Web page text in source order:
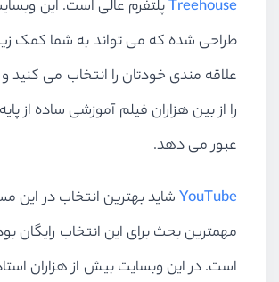
Treehouseپلتفرم عالی است. این
طراحی شده که می تواند به شما کمک
علاقه مندی خودتان را انتخاب می کنید
را از بین هزاران فیلم آموزشی ساده از
عبور می دهد.
YouTubeشاید بهترین انتخاب در این
مهمترین بحث برای این انتخاب رایگان
است. در این وبسایت بیش از هزاران